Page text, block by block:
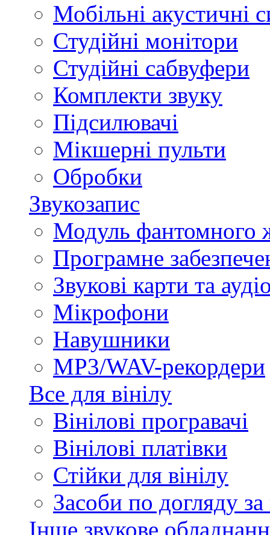
Мобільні акустичні
Студійні монітори
Студійні сабвуфери
Комплекти звуку
Підсилювачі
Мікшерні пульти
Обробки
Звукозапис
Модуль фантомного
Програмне
Звукові карти та
Мікрофони
Навушники
MP3/WAV-рекордери
Все для вінілу
Вінілові програвачі
Вінілові платівки
Стійки для вінілу
Засоби по догляду за
Інше звукове